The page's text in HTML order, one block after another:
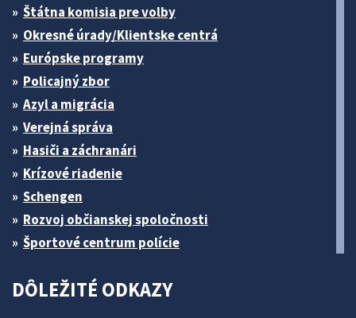
Štátna komisia pre volby
Okresné úrady/Klientske centrá
Európske programy
Policajný zbor
Azyl a migrácia
Verejná správa
Hasiči a záchranári
Krízové riadenie
Schengen
Rozvoj občianskej spoločnosti
Športové centrum polície
DÔLEŽITÉ ODKAZY